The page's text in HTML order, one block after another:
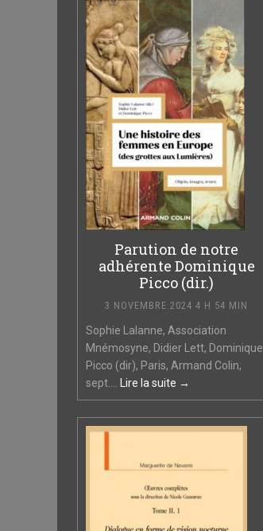
Parution de notre
adhérente Dominique
Picco (dir.)
3 NOVEMBRE 2024 4 H 54 MIN
Sophie Lalanne, Association
Mnémosyne, Didier Lett, Dominique
Picco (dir), Paris, Armand Colin,
sept.... Lire la suite →